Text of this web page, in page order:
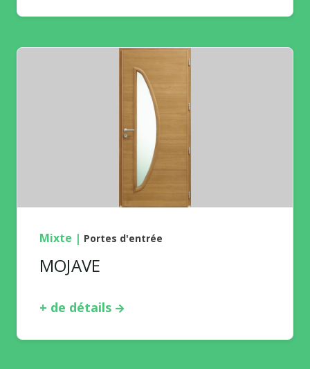
Mixte | Portes d'entrée
MOJAVE
+ de détails